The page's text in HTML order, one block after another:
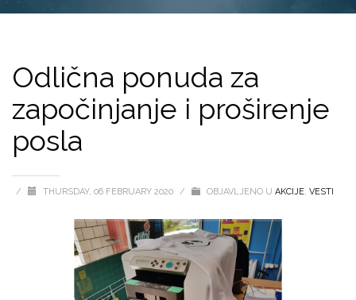
Odlična ponuda za
započinjanje i proširenje
posla
/ THURSDAY, 06 FEBRUARY 2020 / OBJAVLJENO U AKCIJE, VESTI